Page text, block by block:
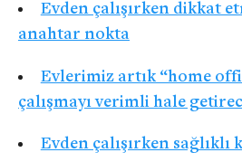
Evden çalışırken dikkat
anahtar nokta
Evlerimiz artık “home
çalışmayı verimli hale
Evden çalışırken sağlıklı